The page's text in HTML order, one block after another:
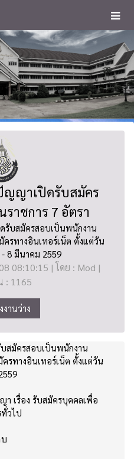
ญญาเปิดรับสมัคร
าชการ 7 อัตรา
รับสมัครสอบเป็นพนักงาน
ครทางอินเทอร์เน็ต ตั้งแต่วัน
8 มีนาคม 2559
08:10:15 | โดย : Mod |
: 1165
านว่าง
สมัครสอบเป็นพนักงาน
ครทางอินเทอร์เน็ต ตั้งแต่วัน
เรื่อง รับสมัครบุคคลเพื่อ
ทั่วไป